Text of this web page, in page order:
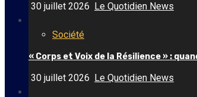
30 juillet 2026 Le Quotidien News
Société
« Corps et Voix de la Résilience » :
30 juillet 2026 Le Quotidien News